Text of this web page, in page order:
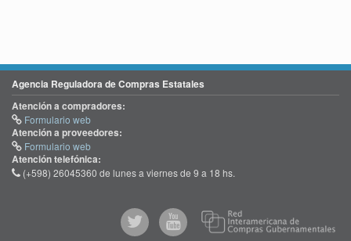
Agencia Reguladora de Compras Estatales
Atención a compradores:
Formulario web
Atención a proveedores:
Formulario web
Atención telefónica:
(+598) 26045360 de lunes a viernes de 9 a 18 hs.
@comprasgubuy
ACCE